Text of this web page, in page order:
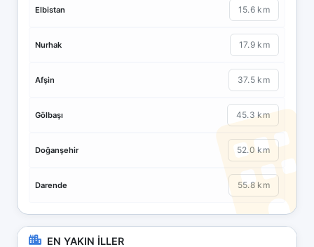
Elbistan 15.6 km
Nurhak 17.9 km
Afşin 37.5 km
Gölbaşı 45.3 km
Doğanşehir 52.0 km
Darende 55.8 km
EN YAKIN İLLER